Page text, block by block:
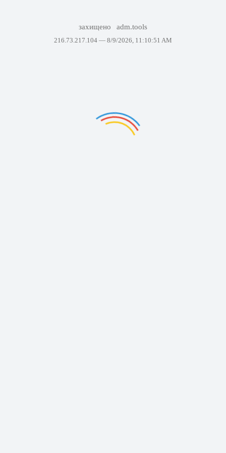
захищено adm.tools
216.73.217.104 — 8/9/2026, 11:10:51 AM